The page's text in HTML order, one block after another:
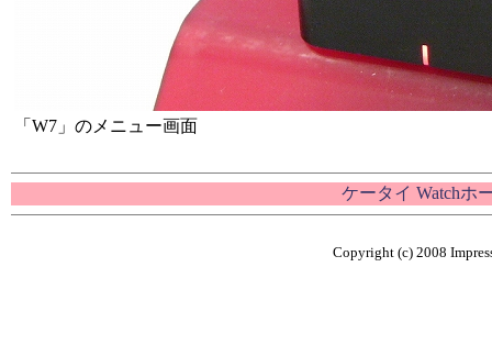
「W7」のメニュー画面
ケータイ Watchホ
Copyright (c) 2008